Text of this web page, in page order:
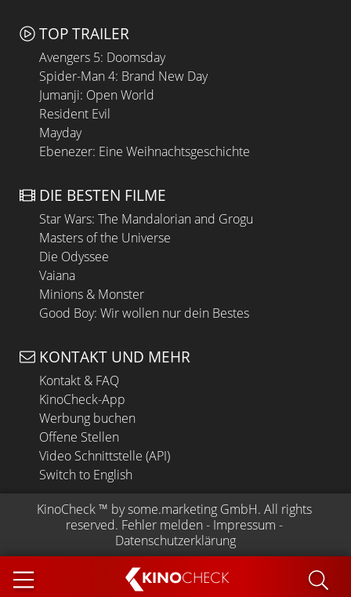
KINOCHECK
TOP TRAILER
Avengers 5: Doomsday
Spider-Man 4: Brand New Day
Jumanji: Open World
Resident Evil
Mayday
Ebenezer: Eine Weihnachtsgeschichte
DIE BESTEN FILME
Star Wars: The Mandalorian and Grogu
Masters of the Universe
Die Odyssee
Vaiana
Minions & Monster
Good Boy: Wir wollen nur dein Bestes
KONTAKT UND MEHR
Kontakt & FAQ
KinoCheck-App
Werbung buchen
Offene Stellen
Video Schnittstelle (API)
Switch to English
KinoCheck ™ by some.marketing GmbH. All rights
reserved. Fehler melden - Impressum -
Datenschutzerklärung